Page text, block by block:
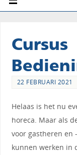
Cursus
22 FEBRUARI 2021
Helaas is het nu
horeca. Maar als
voor gastheren en
kunnen werken in